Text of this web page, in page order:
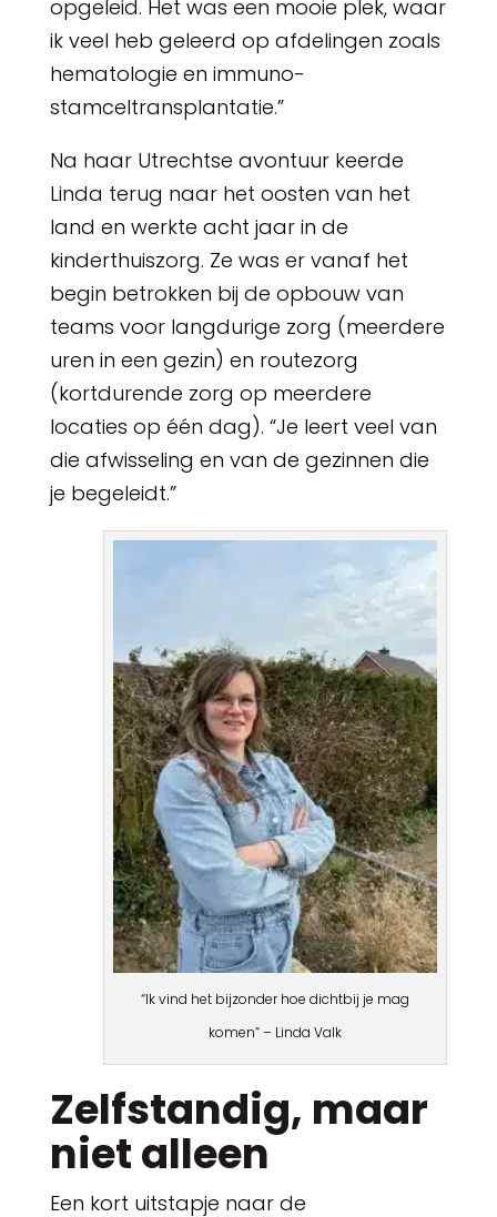
opgeleid. Het was een mooie plek, waar
ik veel heb geleerd op afdelingen zoals
hematologie en immuno-
stamceltransplantatie.”
Na haar Utrechtse avontuur keerde
Linda terug naar het oosten van het
land en werkte acht jaar in de
kinderthuiszorg. Ze was er vanaf het
begin betrokken bij de opbouw van
teams voor langdurige zorg (meerdere
uren in een gezin) en routezorg
(kortdurende zorg op meerdere
locaties op één dag). “Je leert veel van
die afwisseling en van de gezinnen die
je begeleidt.”
“Ik vind het bijzonder hoe dichtbij je mag
komen” – Linda Valk
Zelfstandig, maar
niet alleen
Een kort uitstapje naar de